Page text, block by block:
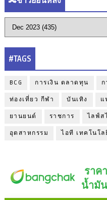
#TAGS
BCG การเงิน ตลาดทุน
ท่องเที่ยว กีฬา บันเทิง แ
ยานยนต์ ราชการ ไลฟ์ส
อุตสาหกรรม ไอที เทคโนโ